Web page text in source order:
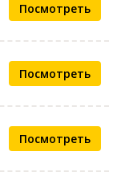
Посмотреть
Посмотреть
Посмотреть